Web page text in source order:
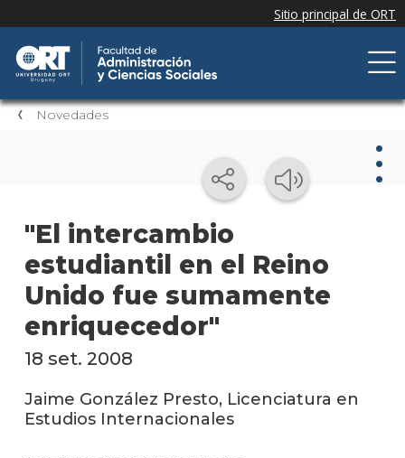
Novedades
"El intercambio
estudiantil en el Reino
Unido fue sumamente
enriquecedor"
18 set. 2008
Jaime González Presto, Licenciatura en
Estudios Internacionales